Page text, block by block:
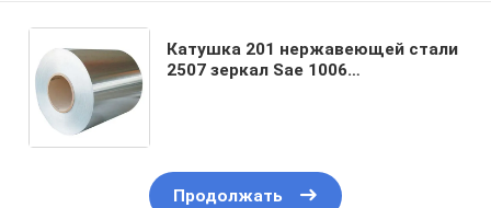
Катушка 201 нержавеющей стали
2507 зеркал Sae 1006
Продолжать